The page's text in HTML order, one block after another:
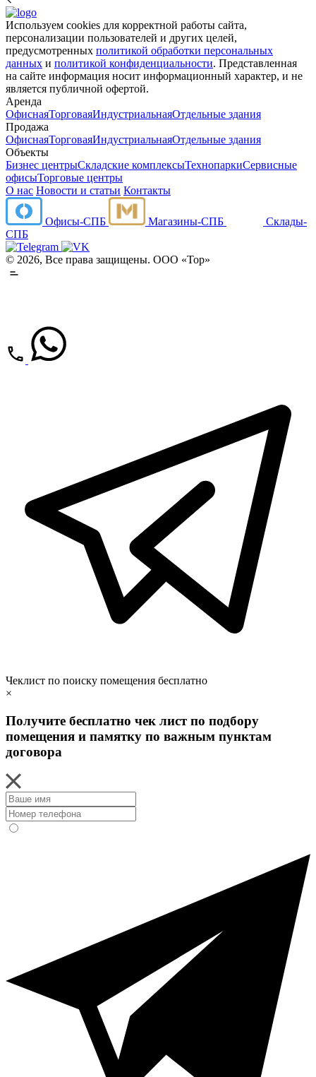
Используем cookies для корректной работы сайта,
персонализации пользователей и других целей,
предусмотренных политикой обработки персональных
данных и политикой конфиденциальности. Представленная
на сайте информация носит информационный характер, и не
является публичной офертой.
Аренда
ОфиснаяТорговаяИндустриальнаяОтдельные здания
Продажа
ОфиснаяТорговаяИндустриальнаяОтдельные здания
Объекты
Бизнес центрыСкладские комплексыТехнопаркиСервисные
офисыТорговые центры
О нас Новости и статьи Контакты
Офисы-СПБ Магазины-СПБ
Склады-
СПБ
© 2026, Все права защищены. ООО «Тор»
Чеклист по поиску помещения бесплатно
×
Получите бесплатно чек лист по подбору
помещения и памятку по важным пунктам
договора